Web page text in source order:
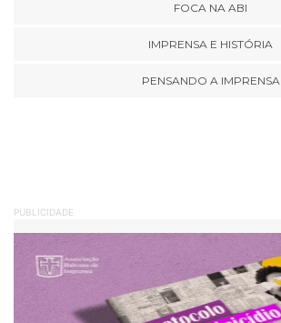
FOCA NA ABI
IMPRENSA E HISTÓRIA
PENSANDO A IMPRENSA
PUBLICIDADE